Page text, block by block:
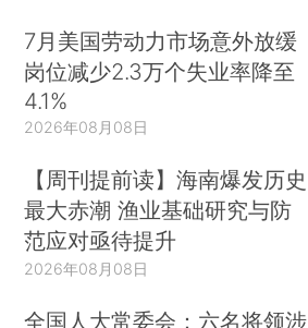
7月美国劳动力市场意外放缓
岗位减少2.3万个失业率降至
4.1%
2026年08月08日
【周刊提前读】海南爆发历史
最大赤潮 渔业基础研究与防
范应对亟待提升
2026年08月08日
全国人大常委会：六名将领涉